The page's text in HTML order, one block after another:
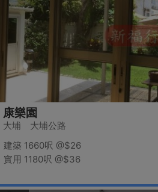
康樂園
大埔 大埔公路
建築 1660呎 @$26
實用 1180呎 @$36